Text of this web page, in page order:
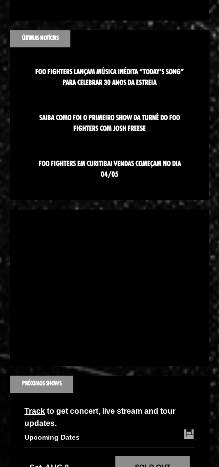
ÚLTIMAS NOTÍCIAS
FOO FIGHTERS LANÇAM MÚSICA INÉDITA “TODAY’S SONG”
PARA CELEBRAR 30 ANOS DA ESTREIA
SAIBA COMO FOI O PRIMEIRO SHOW DA TURNÊ DO FOO
FIGHTERS COM JOSH FREESE
FOO FIGHTERS EM CURITIBA! VENDAS COMEÇAM NO DIA
04/05
PRÓXIMOS SHOWS
Track to get concert, live stream and tour
updates.
Upcoming Dates